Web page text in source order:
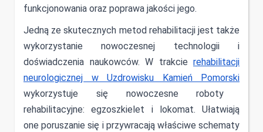
funkcjonowania oraz poprawa jakości jego.
Jedną ze skutecznych metod rehabilitacji jest także
wykorzystanie nowoczesnej technologii i
doświadczenia naukowców. W trakcie rehabilitacji
neurologicznej w Uzdrowisku Kamień Pomorski
wykorzystuje się nowoczesne roboty
rehabilitacyjne: egzoszkielet i lokomat. Ułatwiają
one poruszanie się i przywracają właściwe schematy